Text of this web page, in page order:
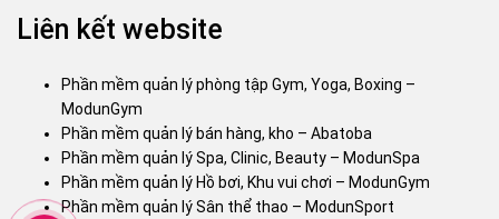
Liên kết website
Phần mềm quản lý phòng tập Gym, Yoga, Boxing –
ModunGym
Phần mềm quản lý bán hàng, kho – Abatoba
Phần mềm quản lý Spa, Clinic, Beauty – ModunSpa
Phần mềm quản lý Hồ bơi, Khu vui chơi – ModunGym
Phần mềm quản lý Sân thể thao – ModunSport